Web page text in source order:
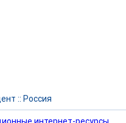
:: Россия